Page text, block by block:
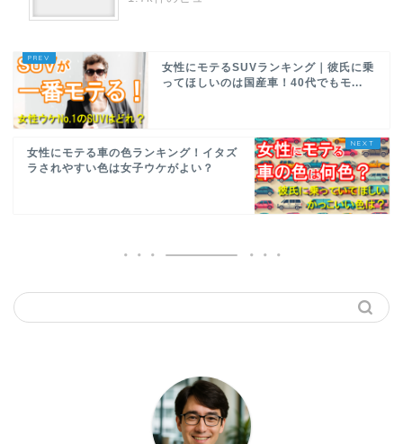
女性にモテるSUVランキング｜彼氏に乗
ってほしいのは国産車！40代でもモ...
女性にモテる車の色ランキング！イタズ
ラされやすい色は女子ウケがよい？